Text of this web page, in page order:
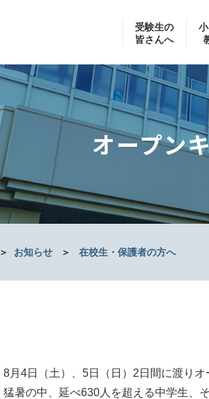
受験生の
皆さんへ
オープン
＞ お知らせ ＞ 在校生・保護者の方へ
8月4日（土）、5日（日）2日間に渡り
猛暑の中、延べ630人を超える中学生、